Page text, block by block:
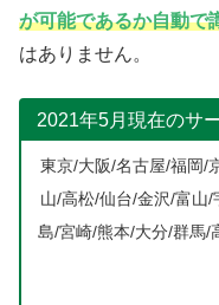
が可能であるか自動で
はありません。
2021年5月現在のサ
東京/大阪/名古屋/福岡/
山/高松/仙台/金沢/富山
島/宮崎/熊本/大分/群馬/